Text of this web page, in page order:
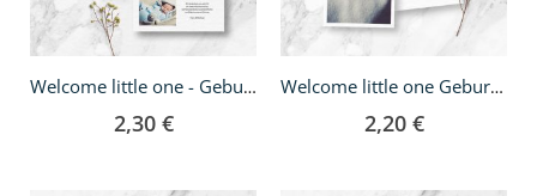
Welcome little one - Geburtskarte A5
2,30 €
Welcome little one Geburtskarte - DIN lang
2,20 €